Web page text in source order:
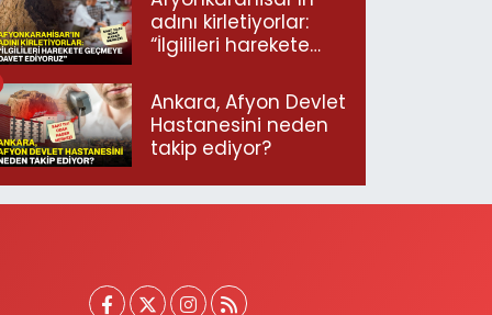
adını kirletiyorlar:
“İlgilileri harekete
ediyoruz”
Ankara, Afyon Devlet
Hastanesini neden
takip ediyor?